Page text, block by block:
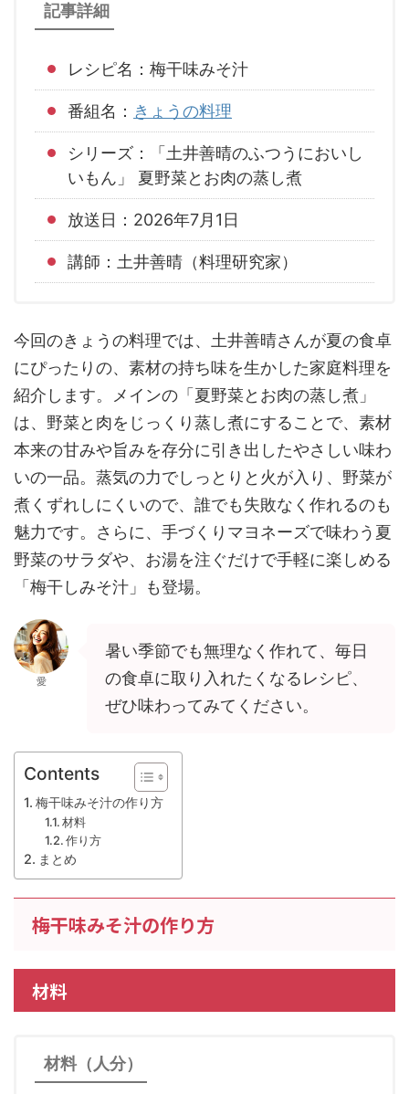
記事詳細
レシピ名：梅干味みそ汁
番組名： きょうの料理
シリーズ：「土井善晴のふつうにおいし
いもん」 夏野菜とお肉の蒸し煮
放送日：2026年7月1日
講師：土井善晴（料理研究家）
今回のきょうの料理では、土井善晴さんが夏の食卓
にぴったりの、素材の持ち味を生かした家庭料理を
紹介します。メインの「夏野菜とお肉の蒸し煮」
は、野菜と肉をじっくり蒸し煮にすることで、素材
本来の甘みや旨みを存分に引き出したやさしい味わ
いの一品。蒸気の力でしっとりと火が入り、野菜が
煮くずれしにくいので、誰でも失敗なく作れるのも
魅力です。さらに、手づくりマヨネーズで味わう夏
野菜のサラダや、お湯を注ぐだけで手軽に楽しめる
「梅干しみそ汁」も登場。
愛
暑い季節でも無理なく作れて、毎日
の食卓に取り入れたくなるレシピ、
ぜひ味わってみてください。
Contents
梅干味みそ汁の作り方
材料
作り方
まとめ
梅干味みそ汁の作り方
材料
材料（人分）